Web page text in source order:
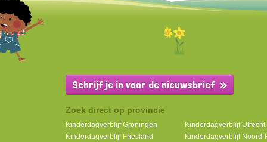
Schrijf je in voor de nieuwsbrief
Kinderdagverblijf Utrecht
Kinderdagverblijf Noord-
Zoek direct op provincie
Kinderdagverblijf Groningen
Kinderdagverblijf Friesland